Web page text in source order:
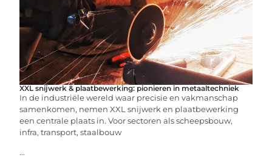
XXL snijwerk & plaatbewerking: pionieren in metaaltechniek
In de industriële wereld waar precisie en vakmanschap
samenkomen, nemen XXL snijwerk en plaatbewerking
een centrale plaats in. Voor sectoren als scheepsbouw,
infra, transport, staalbouw
...